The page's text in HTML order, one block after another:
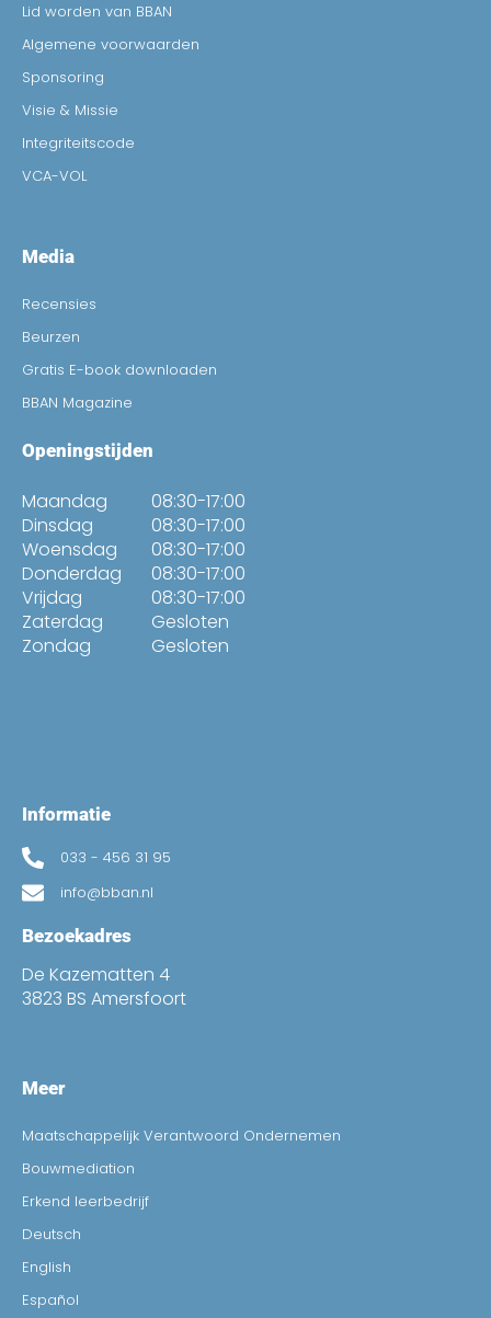
Lid worden van BBAN
Algemene voorwaarden
Sponsoring
Visie & Missie
Integriteitscode
VCA-VOL
Media
Recensies
Beurzen
Gratis E-book downloaden
BBAN Magazine
Openingstijden
Maandag
Dinsdag
Woensdag
Donderdag
Vrijdag
Zaterdag
Zondag
08:30-17:00
08:30-17:00
08:30-17:00
08:30-17:00
08:30-17:00
Gesloten
Gesloten
Informatie
033 - 456 31 95
info@bban.nl
Bezoekadres
De Kazematten 4
3823 BS Amersfoort
Meer
Maatschappelijk Verantwoord Ondernemen
Bouwmediation
Erkend leerbedrijf
Deutsch
English
Español